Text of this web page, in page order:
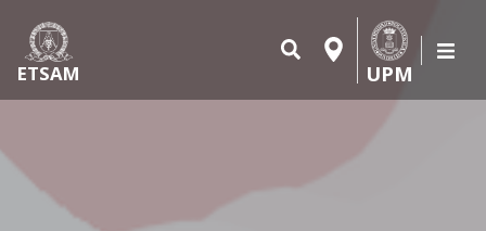
ETSAM UPM